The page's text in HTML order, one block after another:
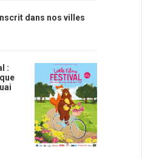
dans nos villes
: